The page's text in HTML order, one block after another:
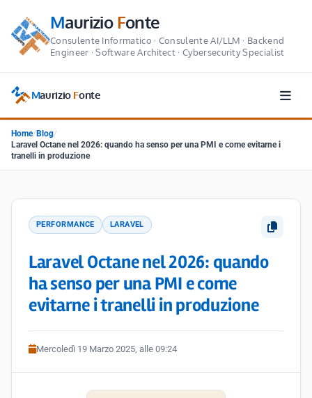
MaurizioFonte
Consulente Informatico · Consulente AI/LLM · Backend
Engineer · Software Architect · Cybersecurity Specialist
Maurizio Fonte
Home/ Blog/
Laravel Octane nel 2026: quando ha senso per una PMI e come evitarne i
tranelli in produzione
PERFORMANCE LARAVEL
Laravel Octane nel 2026: quando
ha senso per una PMI e come
evitarne i tranelli in produzione
Mercoledì 19 Marzo 2025, alle 09:24